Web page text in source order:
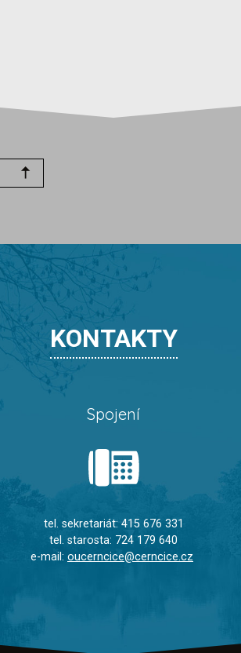
KONTAKTY
Spojení
tel. sekretariát: 415 676 331
tel. starosta: 724 179 640
e-mail: oucerncice@cerncice.cz